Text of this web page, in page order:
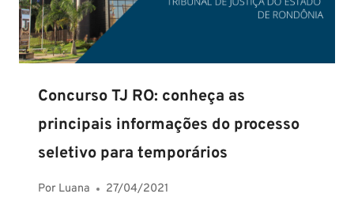
Concurso TJ RO: conheça as
principais informações do processo
seletivo para temporários
Por Luana 27/04/2021